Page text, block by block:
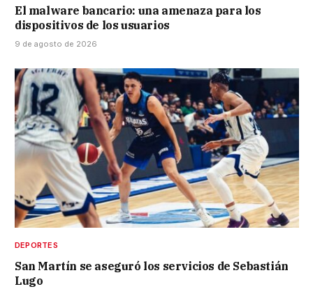
El malware bancario: una amenaza para los
dispositivos de los usuarios
9 de agosto de 2026
DEPORTES
San Martín se aseguró los servicios de Sebastián
Lugo